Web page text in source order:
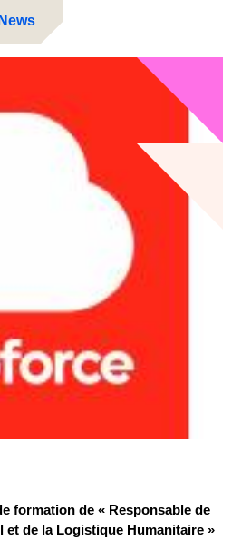
formation de « Responsable de
et de la Logistique Humanitaire »